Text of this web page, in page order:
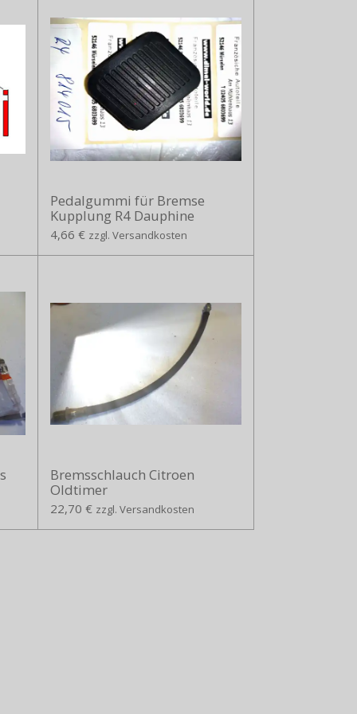
Pedalgummi für Bremse
Kupplung R4 Dauphine
4,66 € zzgl. Versandkosten
Bremsschlauch Citroen
Oldtimer
22,70 € zzgl. Versandkosten